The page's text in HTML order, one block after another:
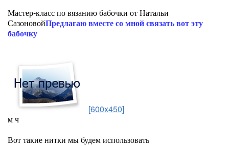
Мастер-класс по вязанию бабочки от Натальи
СазоновойПредлагаю вместе со мной связать вот эту
бабочку
[600x450]
м ч
Вот такие нитки мы будем использовать